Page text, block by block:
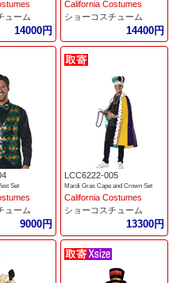
ューム
14000円
California Costumes
ショーコスチューム
14400円
Set
ューム
9000円
LCC6222-005
Mardi Gras Cape and Crown Set
California Costumes
ショーコスチューム
13300円